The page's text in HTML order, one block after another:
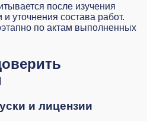
после изучения
уточнения состава работ.
по актам выполненных
и лицензии